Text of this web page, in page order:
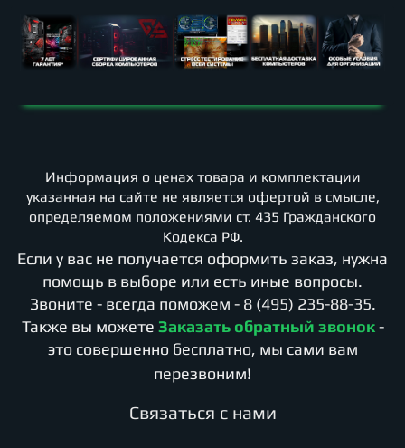
Информация о ценах товара и комплектации
указанная на сайте не является офертой в смысле,
определяемом положениями ст. 435 Гражданского
Кодекса РФ.
Если у вас не получается оформить заказ, нужна
помощь в выборе или есть иные вопросы.
Звоните - всегда поможем - 8 (495) 235-88-35.
Также вы можете Заказать обратный звонок -
это совершенно бесплатно, мы сами вам
перезвоним!
Cвязаться с нами